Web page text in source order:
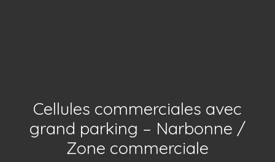
Cellules commerciales avec
grand parking – Narbonne /
Zone commerciale